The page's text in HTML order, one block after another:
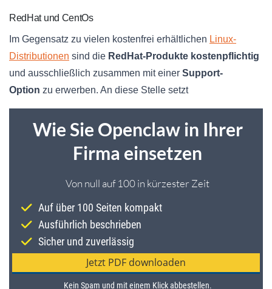
RedHat und CentOs
Im Gegensatz zu vielen kostenfrei erhältlichen Linux-
Distributionen sind die RedHat-Produkte kostenpflichtig
und ausschließlich zusammen mit einer Support-
Option zu erwerben. An diese Stelle setzt